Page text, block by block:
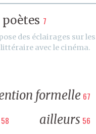
poètes 7
des éclairages sur les
avec le cinéma.
formelle 67
58 ailleurs 56